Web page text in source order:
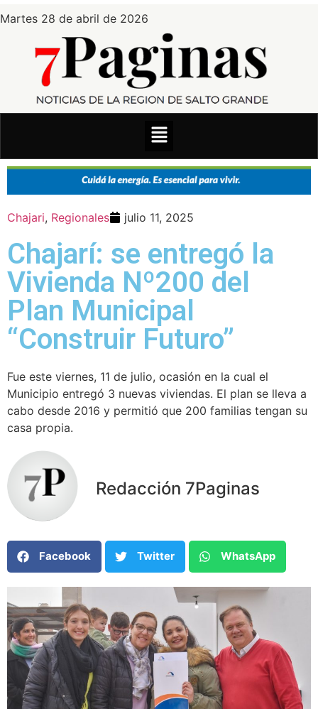
Martes 28 de abril de 2026
Chajari, Regionales julio 11, 2025
Chajarí: se entregó la
Vivienda Nº200 del
Plan Municipal
“Construir Futuro”
Fue este viernes, 11 de julio, ocasión en la cual el
Municipio entregó 3 nuevas viviendas. El plan se lleva a
cabo desde 2016 y permitió que 200 familias tengan su
casa propia.
Redacción 7Paginas
Facebook Twitter WhatsApp